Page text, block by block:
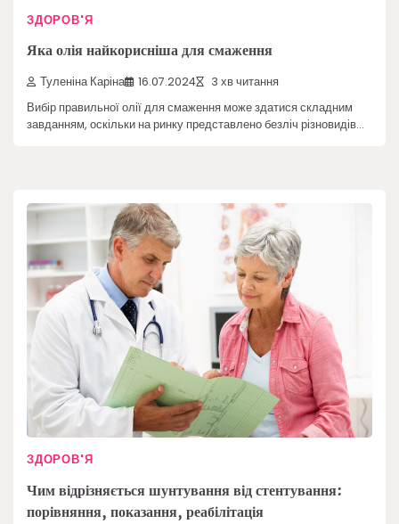
ЗДОРОВ'Я
Яка олія найкорисніша для смаження
Туленіна Каріна 16.07.2024 3 хв читання
Вибір правильної олії для смаження може здатися складним
завданням, оскільки на ринку представлено безліч різновидів…
ЗДОРОВ'Я
Чим відрізняється шунтування від стентування:
порівняння, показання, реабілітація